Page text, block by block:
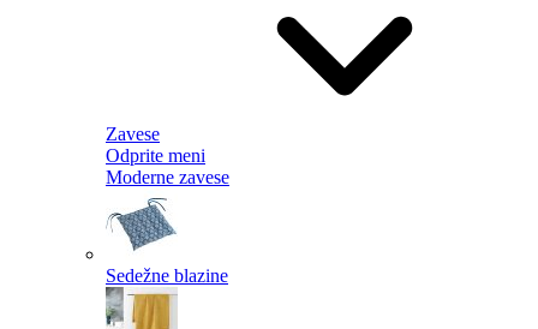
Zavese
Odprite meni
Moderne zavese
Sedežne blazine